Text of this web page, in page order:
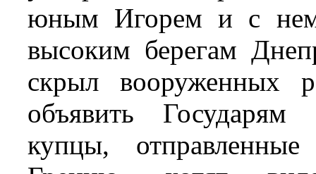
юным Игорем и с
высоким берегам
скрыл вооруженных
объявить
купцы,